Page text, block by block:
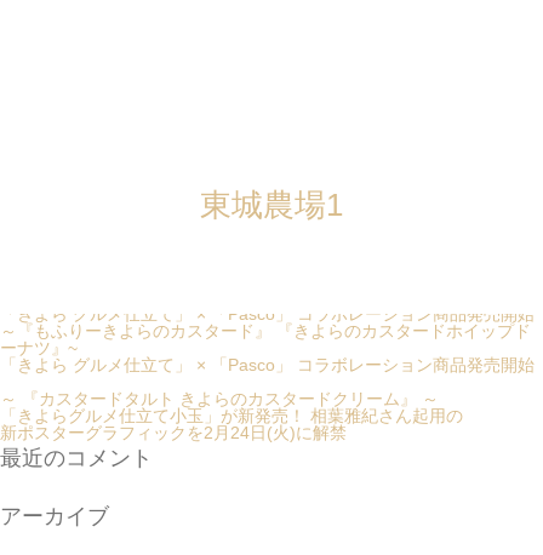
東城農場8
東城農場7
東城農場6
東城農場5
東城農場4
東城農場3
東城農場2
東城農場1
「きよら グルメ仕立て」 × 「Pasco」 コラボレーション商品発売開始
～『もふりーきよらのカスタード』 『きよらのカスタードホイップド
ーナツ』~
「きよら グルメ仕立て」 × 「Pasco」 コラボレーション商品発売開始
～ 『カスタードタルト きよらのカスタードクリーム』 ～
「きよらグルメ仕立て小玉」が新発売！ 相葉雅紀さん起用の
新ポスターグラフィックを2月24日(火)に解禁
最近のコメント
アーカイブ